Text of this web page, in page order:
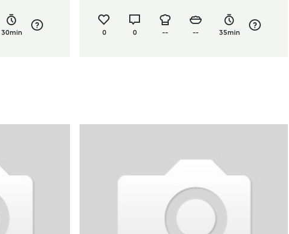
30min 0 0 -- -- 35min